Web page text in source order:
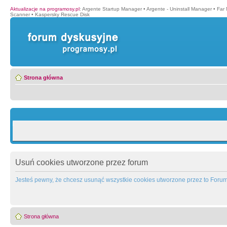
Aktualizacje na programosy.pl: Argente Startup Manager • Argente - Uninstall Manager • Far
Scanner • Kaspersky Rescue Disk
Strona główna
Usuń cookies utworzone przez forum
Jesteś pewny, że chcesz usunąć wszystkie cookies utworzone przez to
Strona główna